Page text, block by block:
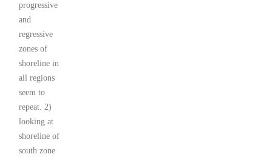
progressive
and
regressive
zones of
shoreline in
all regions
seem to
repeat. 2)
looking at
shoreline of
south zone